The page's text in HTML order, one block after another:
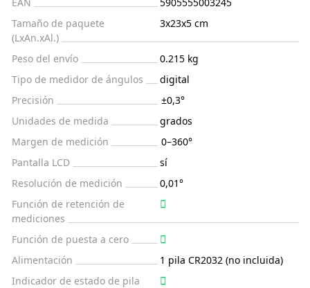
Tamaño de paquete
(LxAn.xAl.)
3x23x5 cm
Peso del envío
0.215 kg
Tipo de medidor de ángulos
digital
Precisión
±0,3°
Unidades de medida
grados
Margen de medición
0–360°
Pantalla LCD
sí
Resolución de medición
0,01°
Función de retención de
mediciones
Función de puesta a cero
Alimentación
1 pila CR2032 (no incluida)
Indicador de estado de pila